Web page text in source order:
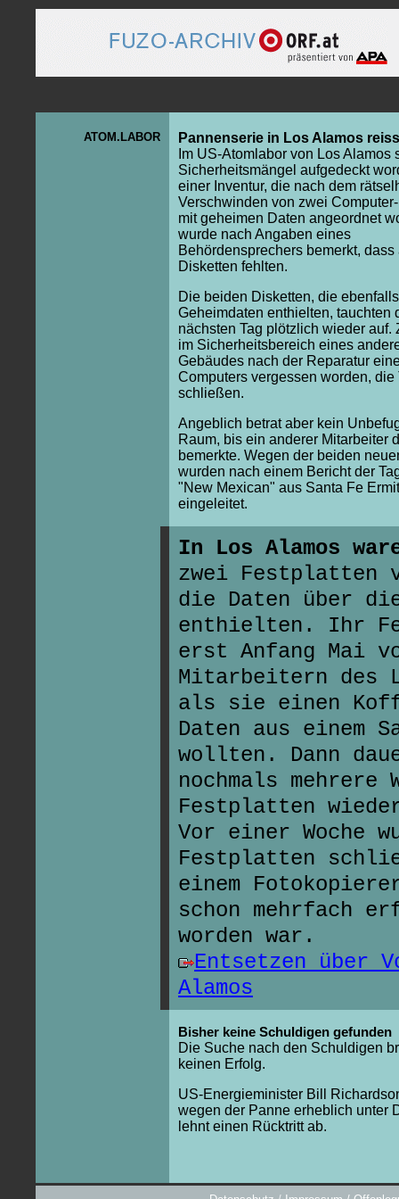
ATOM.LABOR
Pannenserie in Los Alamos
Im US-Atomlabor von Los Alamos
Sicherheitsmängel aufgedeckt
einer Inventur, die nach dem
Verschwinden von zwei
mit geheimen Daten angeordnet
wurde nach Angaben eines
Behördensprechers bemerkt,
Disketten fehlten.
Die beiden Disketten, die ebenfalls
Geheimdaten enthielten, tauchten
nächsten Tag plötzlich wieder auf.
im Sicherheitsbereich eines
Gebäudes nach der Reparatur
Computers vergessen worden, die
schließen.
Angeblich betrat aber kein
Raum, bis ein anderer Mitarbeiter
bemerkte. Wegen der beiden
wurden nach einem Bericht der
"New Mexican" aus Santa Fe
eingeleitet.
In Los Alamos
zwei Festplatten
die Daten über die
enthielten. Ihr
erst Anfang Mai
Mitarbeitern des
als sie einen
Daten aus einem
wollten. Dann
nochmals mehrere
Festplatten
Vor einer Woche
Festplatten
einem
schon mehrfach
worden war.
Entsetzen über
Alamos
Bisher keine Schuldigen gefunden
Die Suche nach den Schuldigen
keinen Erfolg.
US-Energieminister Bill
wegen der Panne erheblich unter
lehnt einen Rücktritt ab.